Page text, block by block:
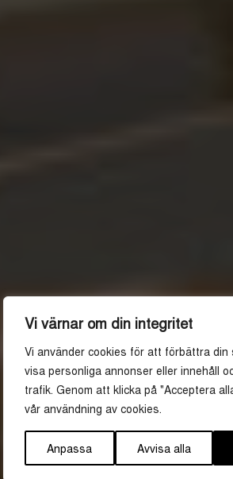
Vi värnar om din integritet
Vi använder cookies för att förbättra din
visa personliga annonser eller innehåll
trafik. Genom att klicka på "Acceptera
vår användning av cookies.
Anpassa Avvisa alla
WEEKEND MED GULDKANT
UPPSALAS BÄSTA